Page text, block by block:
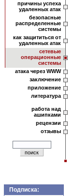
причины успеха
удаленных атак
безопасные
распределенные
системы
как защититься от
удаленных атак
сетевые
операционные
системы
атака через WWW
заключение
приложение
литература
работа над
ашипками
рецензии
отзывы
Подписка: